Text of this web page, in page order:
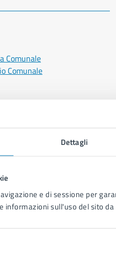
Dettagli
e di sessione per
informazioni sull'uso del sito
Comunale
Comunale
- 80133